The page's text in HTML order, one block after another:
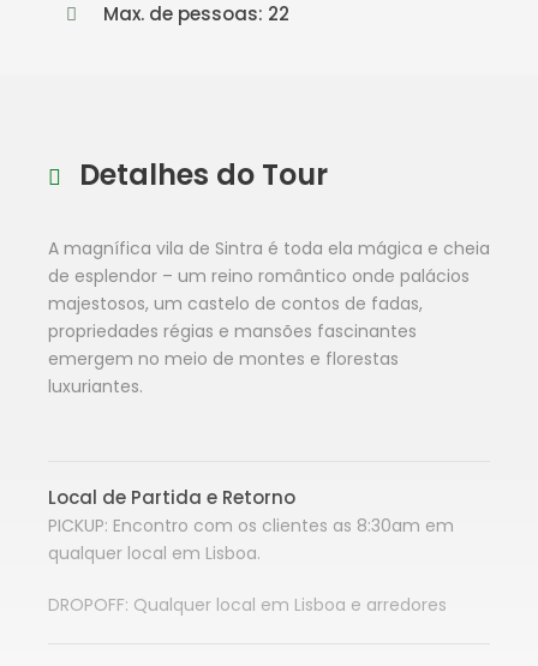
Max. de pessoas: 22
Detalhes do Tour
A magnífica vila de Sintra é toda ela mágica e cheia
de esplendor – um reino romântico onde palácios
majestosos, um castelo de contos de fadas,
propriedades régias e mansões fascinantes
emergem no meio de montes e florestas
luxuriantes.
Local de Partida e Retorno
PICKUP: Encontro com os clientes as 8:30am em
qualquer local em Lisboa.
DROPOFF: Qualquer local em Lisboa e arredores